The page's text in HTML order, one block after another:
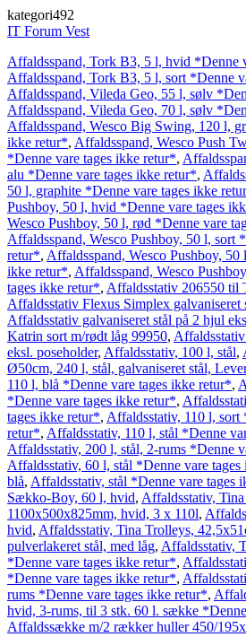
kategori492
IT Forum Vest
Affaldsspand, Tork B3, 5 l, hvid *Denne
Affaldsspand, Tork B3, 5 l, sort *Denne
Affaldsspand, Vileda Geo, 55 l, sølv
Affaldsspand, Vileda Geo, 70 l, sølv
Affaldsspand, Wesco Big Swing, 120 l,
ikke retur*, Affaldsspand, Wesco Push
*Denne vare tages ikke retur*,
alu *Denne vare tages ikke retur*,
50 l, graphite *Denne vare tages ikke
Pushboy, 50 l, hvid *Denne vare tages
Wesco Pushboy, 50 l, rød *Denne vare
Affaldsspand, Wesco Pushboy, 50 l, sort
retur*, Affaldsspand, Wesco Pushboy, 50
ikke retur*, Affaldsspand, Wesco
tages ikke retur*, Affaldsstativ 206550 til
Affaldsstativ Flexus Simplex galvaniseret
Affaldsstativ galvaniseret stål på 2 hjul
Katrin sort m/rødt låg 99950,
eksl. poseholder, Affaldsstativ, 100 l, stål,
Ø50cm, 240 l, stål, galvaniseret stål,
110 l, blå *Denne vare tages ikke retur*,
*Denne vare tages ikke retur*,
tages ikke retur*, Affaldsstativ, 110 l, sort
retur*, Affaldsstativ, 110 l, stål *Denne
Affaldsstativ, 200 l, stål, 2-rums *Denne
Affaldsstativ, 60 l, stål *Denne vare
blå, Affaldsstativ, stål *Denne vare tages
Sækko-Boy, 60 l, hvid, Affaldsstativ,
1100x500x825mm, hvid, 3 x 110l,
hvid, Affaldsstativ, Tina Trolleys,
pulverlakeret stål, med låg, Affaldsstativ,
*Denne vare tages ikke retur*,
*Denne vare tages ikke retur*,
rums *Denne vare tages ikke retur*,
hvid, 3-rums, til 3 stk. 60 l. sække
Affaldssække m/2 rækker huller 450/